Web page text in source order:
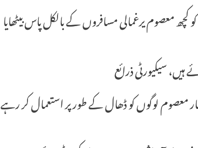
معصوم یرغمالی مسافروں کے بالکل پاس بیٹھایا
سیکیورٹی ذرائع
معصوم لوگوں کو ڈھال کے طور پر استعمال کر رہے